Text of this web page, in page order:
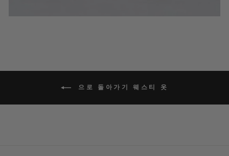
으로 돌아가기 웨스티 옷